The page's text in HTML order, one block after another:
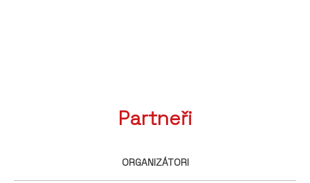
Partneři
ORGANIZÁTORI